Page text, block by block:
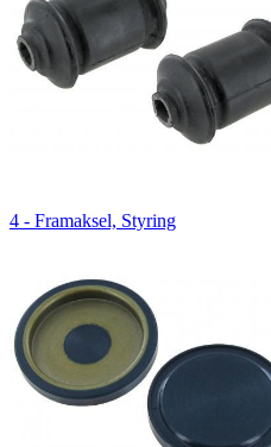
4 - Framaksel, Styring